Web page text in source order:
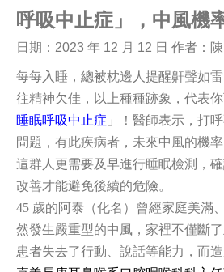
呼吸中止症」，中風機
日期： 2023 年 12 月 12 日 作者：
每每入睡，總被枕邊人提醒鼾聲如
往精神欠佳，以上種種跡象，代表你
睡眠呼吸中止症 」！醫師表示，打
問題，有此疾病者，未來中風的機率
這群人更需要及早進行睡眠檢測，
改善才能避免後續的危險。
45 歲的阿泰（化名）曾經家庭美滿
然發生嚴重型的中風，家裡不僅斷
患者失去了行動、說話等能力，而造